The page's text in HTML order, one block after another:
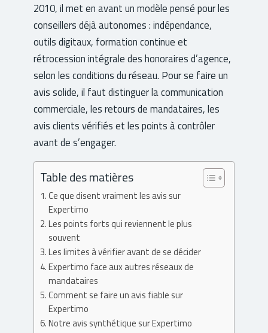
2010, il met en avant un modèle pensé pour les
conseillers déjà autonomes : indépendance,
outils digitaux, formation continue et
rétrocession intégrale des honoraires d’agence,
selon les conditions du réseau. Pour se faire un
avis solide, il faut distinguer la communication
commerciale, les retours de mandataires, les
avis clients vérifiés et les points à contrôler
avant de s’engager.
Table des matières
Ce que disent vraiment les avis sur
Expertimo
Les points forts qui reviennent le plus
souvent
Les limites à vérifier avant de se décider
Expertimo face aux autres réseaux de
mandataires
Comment se faire un avis fiable sur
Expertimo
Notre avis synthétique sur Expertimo